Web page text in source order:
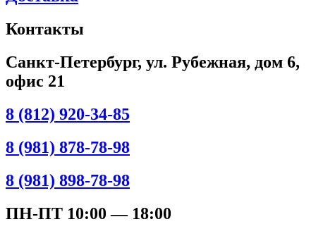
Контакты
Санкт-Петербург, ул. Рубежная, дом 6,
офис 21
8 (812) 920-34-85
8 (981) 878-78-98
8 (981) 898-78-98
ПН-ПТ 10:00 — 18:00